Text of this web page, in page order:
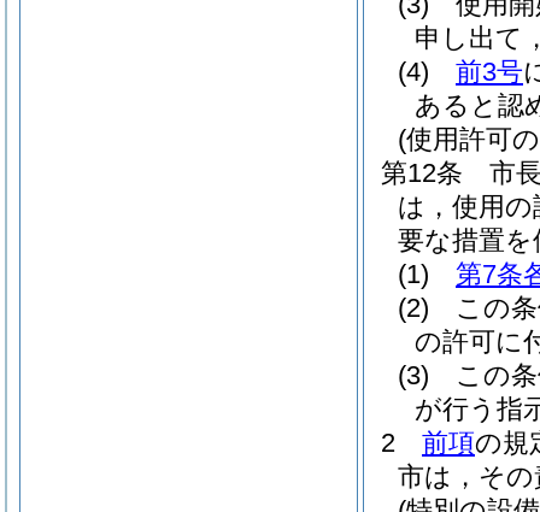
申し出て
(4)
前3号
あると認
(使用許可
第12条
市
は，使用
要な措置
(1)
第7条
(2)
この
の許可に
(3)
この
が行う指
2
前項の規
市は，そ